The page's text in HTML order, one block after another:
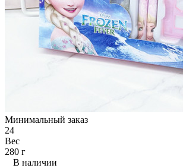
Минимальный заказ
24
Вес
280 г
В наличии